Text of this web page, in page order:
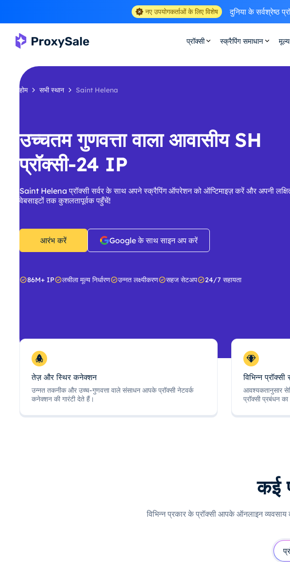
नए उपयोगकर्ताओं के लिए विशेष दुनिया के सर्वश्रेष्ठ
प्रॉक्सी स्क्रैपिंग समाधान मूल्य
होम सभी स्थान Saint Helena
उच्चतम गुणवत्ता वाला आवासीय SH
प्रॉक्सी-24 IP
Saint Helena प्रॉक्सी सर्वर के साथ अपने स्क्रैपिंग ऑपरेशन को ऑप्टिमाइज़ करें और अपनी
वेबसाइटों तक कुशलतापूर्वक पहुँचें!
आरंभ करें Google के साथ साइन अप करें
86M+ IP लचीला मूल्य निर्धारण उन्नत लक्ष्यीकरण सहज सेटअप 24/7 सहायता
तेज़ और स्थिर कनेक्शन
उन्नत तकनीक और उच्च-गुणवत्ता वाले संसाधन आपके प्रॉक्सी नेटवर्क
कनेक्शन की गारंटी देते हैं।
विभिन्न प्रॉक्सी
आवश्यकतानुसार
प्रॉक्सी प्रबंधन
कई
विभिन्न प्रकार के प्रॉक्सी आपके ऑनलाइन व्यवसाय